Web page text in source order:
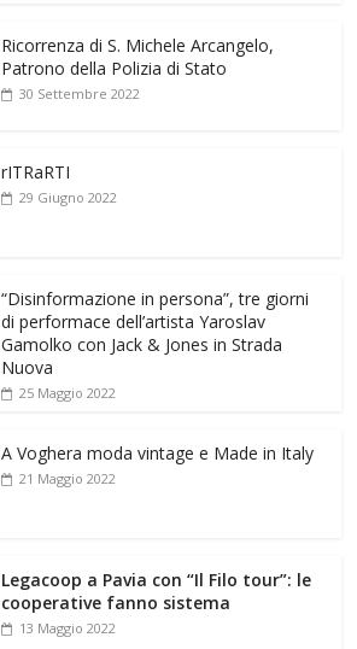
Ricorrenza di S. Michele Arcangelo,
Patrono della Polizia di Stato
30 Settembre 2022
rITRaRTI
29 Giugno 2022
“Disinformazione in persona”, tre giorni
di performace dell’artista Yaroslav
Gamolko con Jack & Jones in Strada
Nuova
25 Maggio 2022
A Voghera moda vintage e Made in Italy
21 Maggio 2022
Legacoop a Pavia con “Il Filo tour”: le
cooperative fanno sistema
13 Maggio 2022